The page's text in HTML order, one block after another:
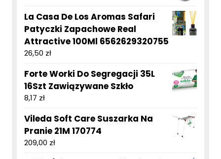
La Casa De Los Aromas Safari
Patyczki Zapachowe Real
Attractive 100Ml 6562629320755
26,50 zł
Forte Worki Do Segregacji 35L
16Szt Zawiązywane Szkło
8,17 zł
Vileda Soft Care Suszarka Na
Pranie 21M 170774
209,00 zł